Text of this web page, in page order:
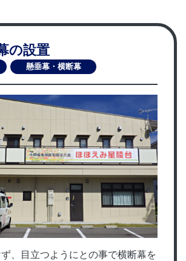
の設置
懸垂幕・横断幕
、目立つようにとの事で横断幕を